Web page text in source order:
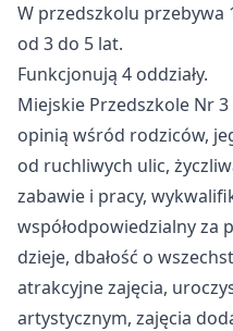
W przedszkolu przebywa
od 3 do 5 lat.
Funkcjonują 4 oddziały.
Miejskie Przedszkole Nr
opinią wśród rodziców,
od ruchliwych ulic,
zabawie i pracy,
współodpowiedzialny za
dzieje, dbałość o
atrakcyjne zajęcia,
artystycznym, zajęcia